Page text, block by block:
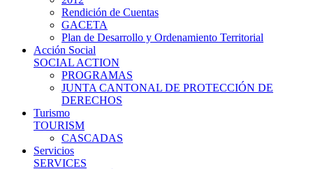
Rendición de Cuentas
GACETA
Plan de Desarrollo y Ordenamiento Territorial
Acción Social
SOCIAL ACTION
PROGRAMAS
JUNTA CANTONAL DE PROTECCIÓN DE
DERECHOS
Turismo
TOURISM
CASCADAS
Servicios
SERVICES